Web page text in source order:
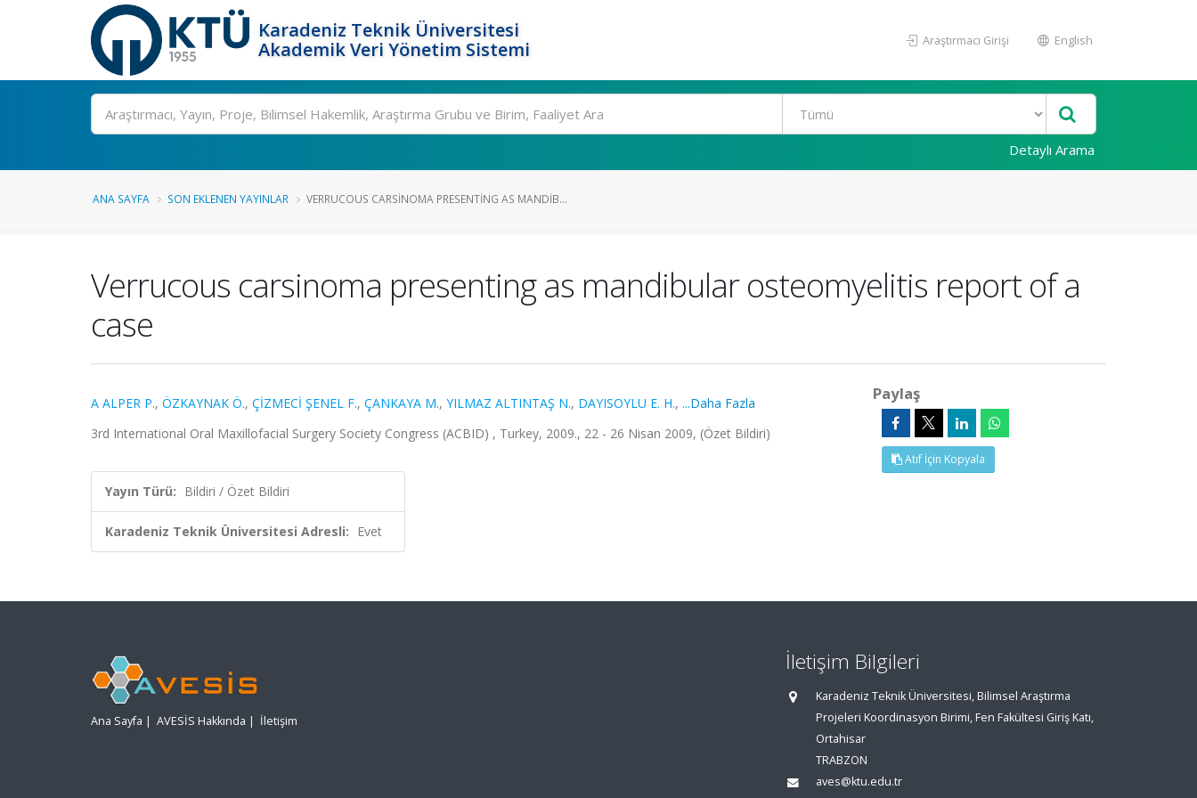
Karadeniz Teknik Üniversitesi
Akademik Veri Yönetim Sistemi
Araştırmacı Girişi English
Ara
Detaylı Arama
ANA SAYFA SON EKLENEN YAYINLAR VERRUCOUS CARSINOMA PRESENTING AS MANDIB...
Verrucous carsinoma presenting as mandibular osteomyelitis report of a
case
A ALPER P., ÖZKAYNAK Ö., ÇİZMECİ ŞENEL F., ÇANKAYA M., YILMAZ ALTINTAŞ N., DAYISOYLU E. H., ...Daha Fazla
3rd International Oral Maxillofacial Surgery Society Congress (ACBID) , Turkey, 2009., 22 - 26 Nisan 2009, (Özet Bildiri)
Yayın Türü: Bildiri / Özet Bildiri
Karadeniz Teknik Üniversitesi Adresli: Evet
Paylaş
Atıf İçin Kopyala
Ana Sayfa | AVESİS Hakkında | İletişim
İletişim Bilgileri
Karadeniz Teknik Üniversitesi, Bilimsel Araştırma
Projeleri Koordinasyon Birimi, Fen Fakültesi Giriş Katı,
Ortahisar
TRABZON
aves@ktu.edu.tr